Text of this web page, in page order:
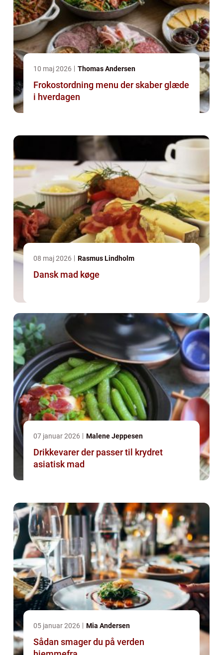
10 maj 2026 Thomas Andersen
Frokostordning menu der skaber glæde
i hverdagen
08 maj 2026 Rasmus Lindholm
Dansk mad køge
07 januar 2026 Malene Jeppesen
Drikkevarer der passer til krydret
asiatisk mad
05 januar 2026 Mia Andersen
Sådan smager du på verden